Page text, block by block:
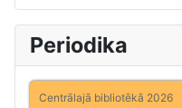
Periodika
Centrālajā bibliotēkā 2026